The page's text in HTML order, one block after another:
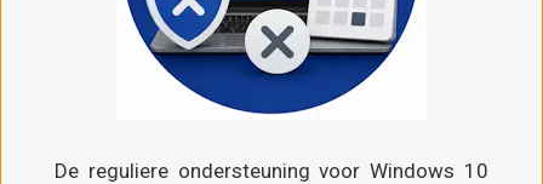
De reguliere ondersteuning voor Windows 10